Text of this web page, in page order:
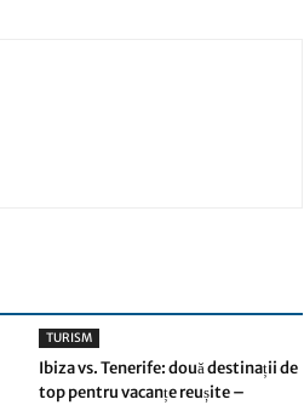
TURISM
Ibiza vs. Tenerife: două destinații de
top pentru vacanțe reușite –